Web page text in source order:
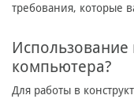
требования, которые
Использование
компьютера?
Для работы в